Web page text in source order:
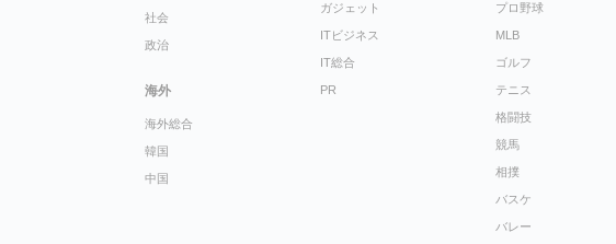
社会
政治
海外
海外総合
韓国
中国
ガジェット
ITビジネス
IT総合
PR
プロ野球
MLB
ゴルフ
テニス
格闘技
競馬
相撲
バスケ
バレー